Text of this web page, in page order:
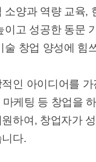
소양과 역량 교육,
이고 성공한 동문
술 창업 양성에 힘
인 아이디어를
케팅 등 창업을
하여, 창업자가
다.